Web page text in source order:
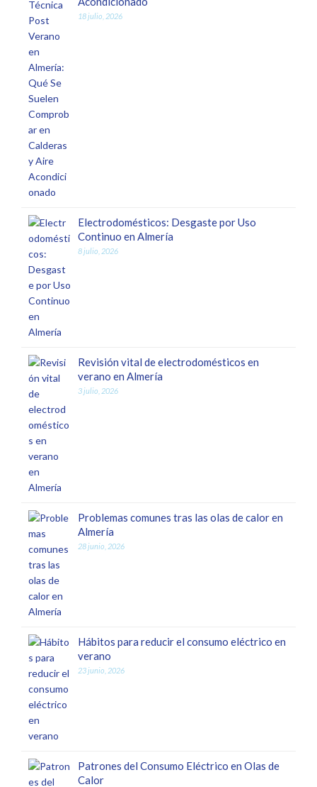
18 julio, 2026
Electrodomésticos: Desgaste por Uso
Continuo en Almería
8 julio, 2026
Revisión vital de electrodomésticos en
verano en Almería
3 julio, 2026
Problemas comunes tras las olas de calor en
Almería
28 junio, 2026
Hábitos para reducir el consumo eléctrico en
verano
23 junio, 2026
Patrones del Consumo Eléctrico en Olas de
Calor